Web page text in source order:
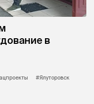
в
#Ялуторовск